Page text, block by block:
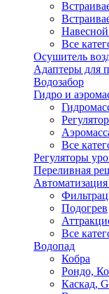
Все
Осушитель
Адаптеры для
Водозабор
Гидро и
Все
Регуляторы
Переливная
Подогрев
Все
Водопад
Кобра
Рондо,
Каскад,